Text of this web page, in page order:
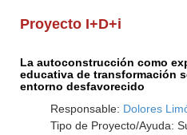
Proyecto I+D+i
La autoconstrucción como
educativa de transformación
entorno desfavorecido
Responsable: Dolores
Tipo de Proyecto/Ayuda: